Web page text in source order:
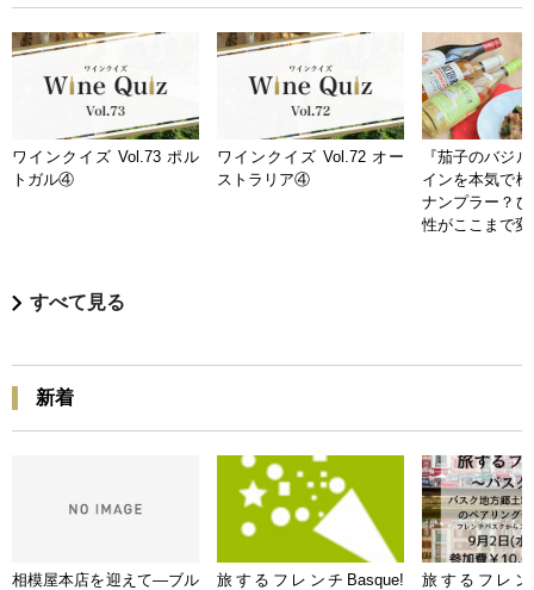
ワインクイズ Vol.73 ポル
トガル④
ワインクイズ Vol.72 オー
ストラリア④
『茄子のバジ
インを本気で
ナンプラー？
性がここまで
すべて見る
新着
相模屋本店を迎えて―ブル
旅するフレンチBasque!
旅するフレン